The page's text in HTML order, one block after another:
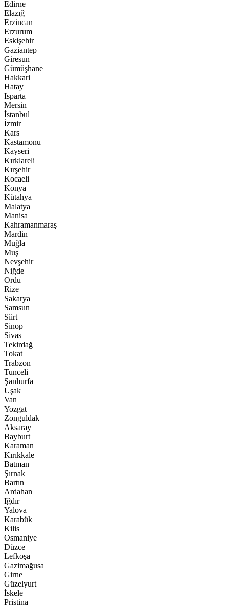
Edirne
Elazığ
Erzincan
Erzurum
Eskişehir
Gaziantep
Giresun
Gümüşhane
Hakkari
Hatay
Isparta
Mersin
İstanbul
İzmir
Kars
Kastamonu
Kayseri
Kırklareli
Kırşehir
Kocaeli
Konya
Kütahya
Malatya
Manisa
Kahramanmaraş
Mardin
Muğla
Muş
Nevşehir
Niğde
Ordu
Rize
Sakarya
Samsun
Siirt
Sinop
Sivas
Tekirdağ
Tokat
Trabzon
Tunceli
Şanlıurfa
Uşak
Van
Yozgat
Zonguldak
Aksaray
Bayburt
Karaman
Kırıkkale
Batman
Şırnak
Bartın
Ardahan
Iğdır
Yalova
Karabük
Kilis
Osmaniye
Düzce
Lefkoşa
Gazimağusa
Girne
Güzelyurt
İskele
Pristina